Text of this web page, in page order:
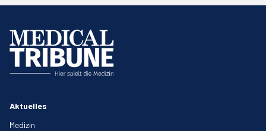
Aktuelles
Medizin